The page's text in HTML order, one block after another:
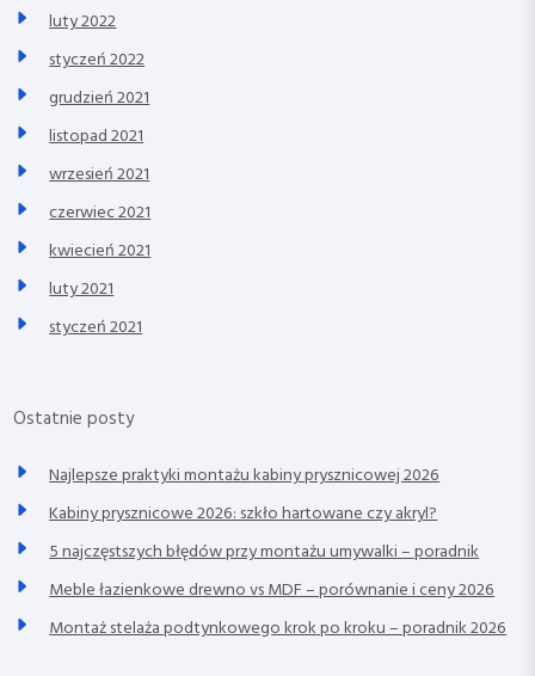
luty 2022
styczeń 2022
grudzień 2021
listopad 2021
wrzesień 2021
czerwiec 2021
kwiecień 2021
luty 2021
styczeń 2021
Ostatnie posty
Najlepsze praktyki montażu kabiny prysznicowej 2026
Kabiny prysznicowe 2026: szkło hartowane czy akryl?
5 najczęstszych błędów przy montażu umywalki – poradnik
Meble łazienkowe drewno vs MDF – porównanie i ceny 2026
Montaż stelaża podtynkowego krok po kroku – poradnik 2026